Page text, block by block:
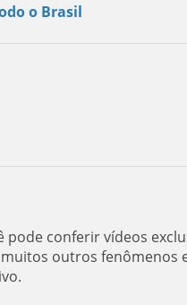
o Brasil
pode conferir vídeos
outros fenômenos